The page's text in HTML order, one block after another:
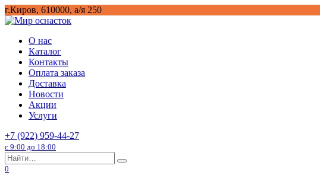
Перейти
к
г.Киров, 610000, а/я 250
О нас
Каталог
Контакты
Оплата заказа
Доставка
Новости
Акции
Услуги
+7 (922) 959-44-27
с 9:00 до 18:00
Search
for:
0